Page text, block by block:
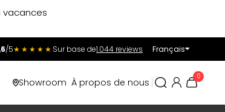
vacances
/5★★★★★ Sur base de1.044 reviews Français
Showroom À propos de nous
0